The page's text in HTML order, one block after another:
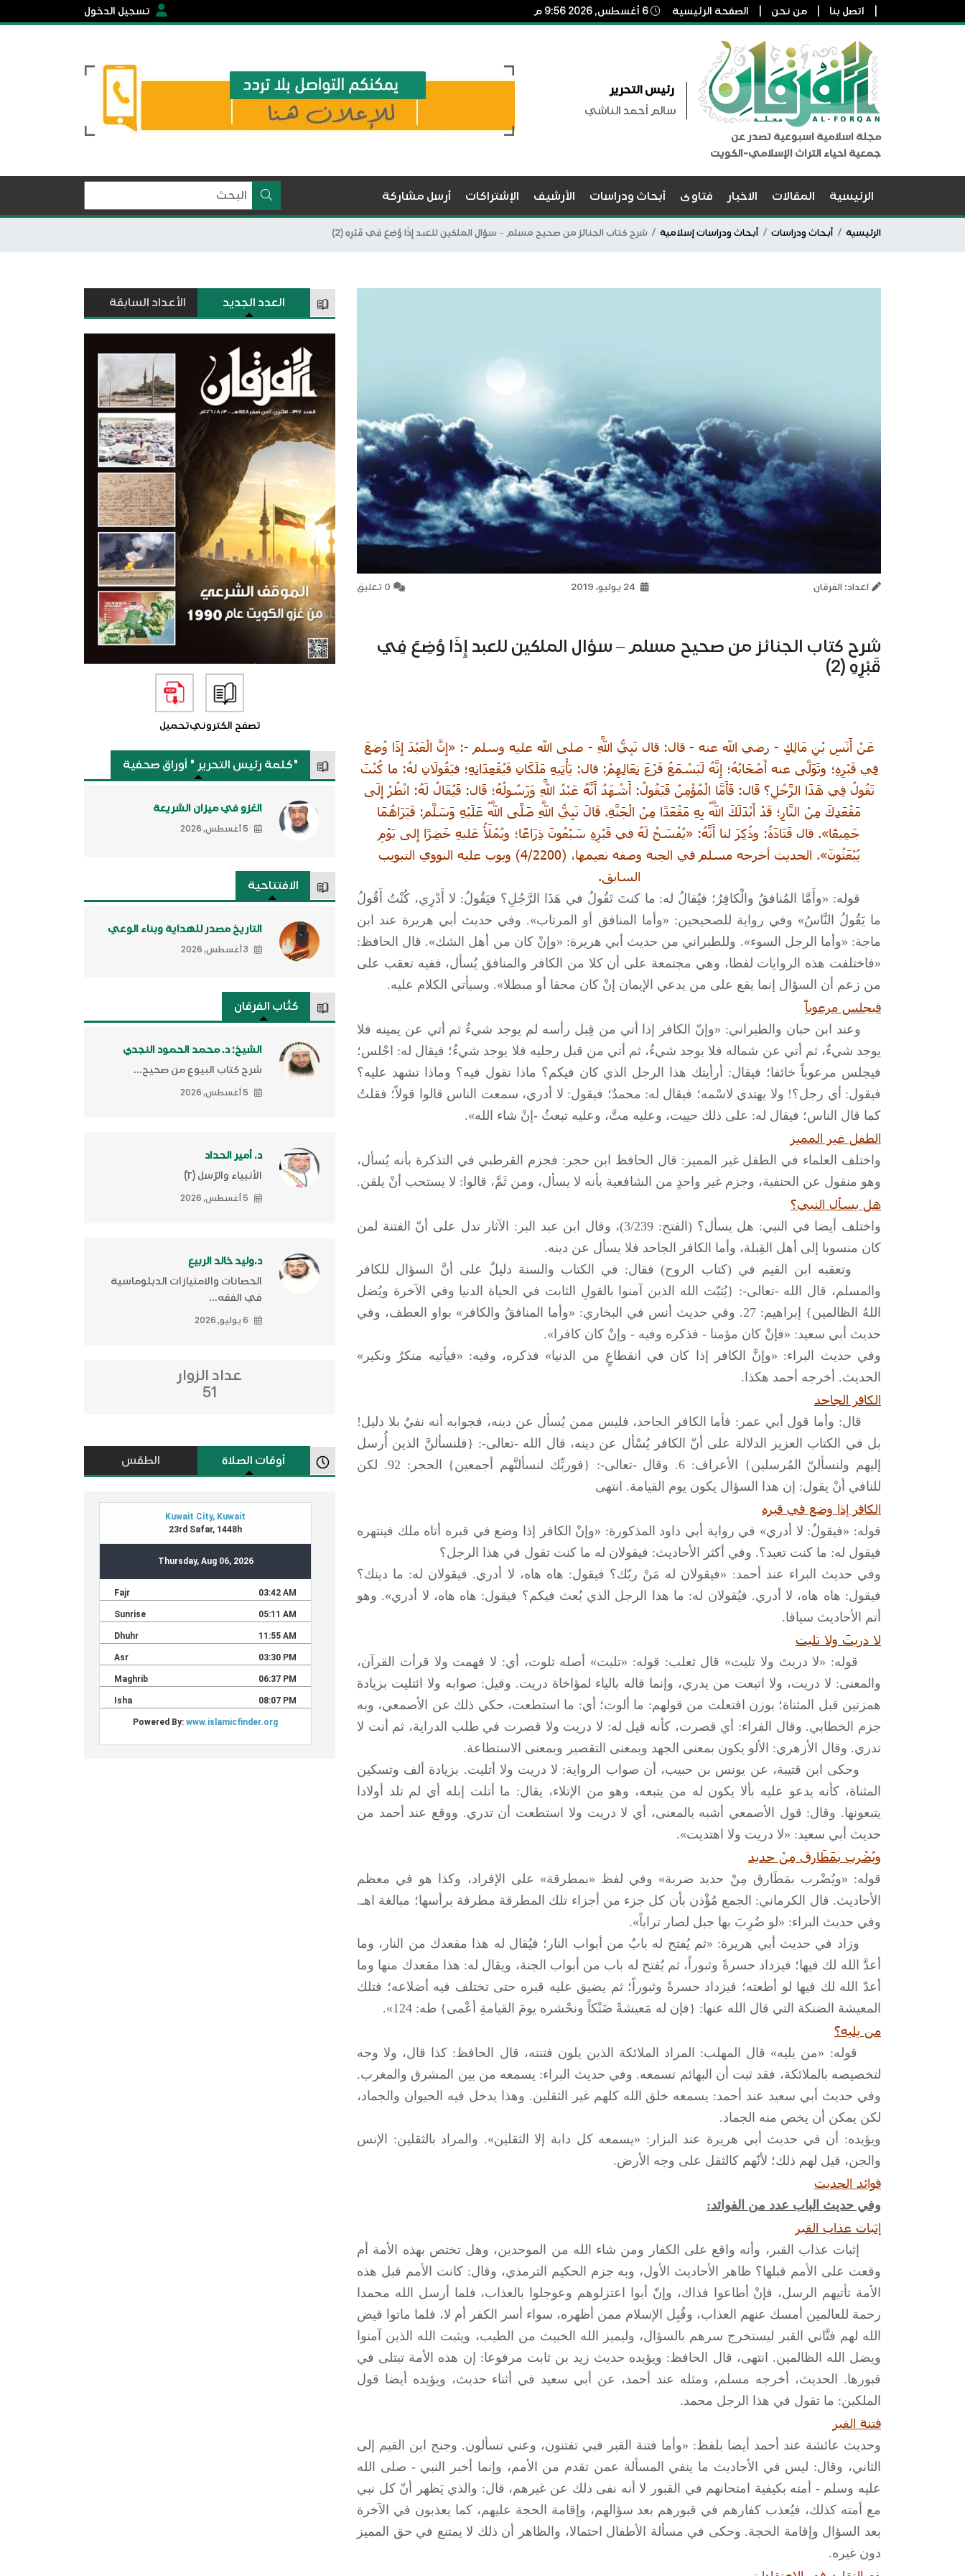
اتصل بنا من نحن الصفحة الرئيسية تسجيل الدخول
مجلة اسلامية اسبوعية تصدر عن
جمعية احياء التراث الإسلامي-الكويت
رئيس التحرير
سالم أحمد الناشي
الرئيسية المقالات الاخبار فتاوى أبحاث ودراسات الأرشيف الإشتراكات أرسل مشاركة
الرئيسية أبحاث ودراسات أبحاث ودراسات إسلامية شرح كتاب الجنائز من صحيح مسلم – سؤال الملكين للعبد إِذَا وُضِعَ فِي قَبْرِهِ (2)
اعداد: الفرقان 0 تعليق
شرح كتاب الجنائز من صحيح مسلم – سؤال الملكين للعبد إِذَا وُضِعَ فِي
قَبْرِهِ (2)
عَنْ أَنَسِ بْنِ مَالِكٍ - رضي الله عنه - قال: قال نَبِيُّ اللَّهِ - صلى الله عليه وسلم -: «إِنَّ الْعَبْدَ إِذَا وُضِعَ
فِي قَبْرِهِ؛ وتَوَلَّى عنه أَصْحَابُهُ؛ إِنَّهُ لَيَسْمَعُ قَرْعَ نِعَالِهِمْ: قال: يَأْتِيهِ مَلَكَانِ فَيُقْعِدَانِهِ؛ فيَقُولَانِ لهُ: ما كُنْتَ
تَقُولُ فِي هَذَا الرَّجُلِ؟ قَال: فَأَمَّا الْمُؤْمِنُ فَيَقُولُ: أَشْهَدُ أَنَّهُ عَبْدُ اللَّهِ وَرَسُولُهُ؛ قَال: فَيُقَالُ لَهُ: انْظُرْ إِلَى
مَقْعَدِكَ مِنْ النَّارِ؛ قَدْ أَبْدَلَكَ اللَّهُ بِهِ مَقْعَدًا مِنْ الْجَنَّةِ. قَالَ نَبِيُّ اللَّهِ صَلَّى اللَّهُ عَلَيْهِ وَسَلَّم: فَيَرَاهُمَا
جَمِيعًا». قال قَتَادَةُ: وذُكِرَ لنا أَنَّهُ: «يُفْسَحُ لَهُ في قَبْرِهِ سَبْعُونَ ذِرَاعًا؛ ويُمْلَأُ عَليهِ خَضِرًا إِلى يَوْمِ
يُبْعَثُونَ». الحديث أخرجه مسلم في الجنة وصفة نعيمها، (4/2200) وبوب عليه النووي التبويب
السابق.
قوله: «وأَمَّا المُنافقُ والْكافِرُ؛ فيُقالُ له: ما كنتَ تَقُولُ في هَذَا الرَّجُلِ؟ فيَقُولُ: لا أَدْرِي، كُنْتُ أَقُولُ
ما يَقُولُ النَّاسُ» وفي رواية للصحيحين: «وأما المنافق أو المرتاب». وفي حديث أبي هريرة عند ابن
ماجة: «وأما الرجل السوء». وللطبراني من حديث أبي هريرة: «وإنْ كان من أهل الشك». قال الحافظ:
«فاختلفت هذه الروايات لفظا، وهي مجتمعة على أن كلا من الكافر والمنافق يُسأل، ففيه تعقب على
من زعم أن السؤال إنما يقع على من يدعي الإيمان إنْ كان محقا أو مبطلا». وسيأتي الكلام عليه.
فيجلس مرعوباً
وعند ابن حبان والطبراني: «وإنّ الكافر إذا أتي من قِبل رأسه لم يوجد شيءٌ ثم أتي عن يمينه فلا
يوجد شيءٌ، ثم أتي عن شماله فلا يوجد شيءٌ، ثم أتي من قبل رجليه فلا يوجد شيءٌ؛ فيقال له: اجْلس؛
فيجلس مرعوباً خائفا؛ فيقال: أرأيتك هذا الرجل الذي كان فيكم؟ ماذا تقول فيه؟ وماذا تشهد عليه؟
فيقول: أي رجل؟! ولا يهتدي لاسْمه؛ فيقال له: محمدٌ؛ فيقول: لا أدري، سمعت الناس قالوا قولاً؛ فقلتُ
كما قال الناس؛ فيقال له: على ذلك حييت، وعليه متَّ، وعليه تبعثُ -إنْ شاء الله».
الطفل غير المميز
واختلف العلماء في الطفل غير المميز: قال الحافظ ابن حجر: فجزم القرطبي في التذكرة بأنه يُسأل،
وهو منقول عن الحنفية، وجزم غير واحدٍ من الشافعية بأنه لا يسأل، ومن ثَمَّ، قالوا: لا يستحب أنْ يلقن.
هل يسأل النبي؟
واختلف أيضا في النبي: هل يسأل؟ (الفتح: 3/239)، وقال ابن عبد البر: الآثار تدل على أنّ الفتنة لمن
كان منسوبا إلى أهل القِبلة، وأما الكافر الجاحد فلا يسأل عن دينه.
وتعقبه ابن القيم في (كتاب الروح) فقال: في الكتاب والسنة دليلٌ على أنَّ السؤال للكافر
والمسلم، قال الله -تعالى-: {يُثبّت الله الذين آمنوا بالقولِ الثابت في الحياة الدنيا وفي الآخرة ويُضل
اللهُ الظالمين} إبراهيم: 27. وفي حديث أنس في البخاري: «وأما المنافقُ والكافر» بواو العطف، وفي
حديث أبي سعيد: «فإنْ كان مؤمنا - فذكره وفيه - وإنْ كان كافرا».
وفي حديث البراء: «وإنَّ الكافر إذا كان في انقطاعٍ من الدنيا» فذكره، وفيه: «فيأتيه منكرٌ ونكير»
الحديث. أخرجه أحمد هكذا.
الكافر الجاحد
قال: وأما قول أبي عمر: فأما الكافر الجاحد، فليس ممن يُسأل عن دينه، فجوابه أنه نفيٌ بلا دليل!
بل في الكتاب العزيز الدلالة على أنّ الكافر يُسْأل عن دينه، قال الله -تعالى-: {فلنسألنَّ الذين أُرسل
إليهم ولنسألنّ المُرسلين} الأعراف: 6. وقال -تعالى-: {فوربِّك لنسألنَّهم أجمعين} الحجر: 92. لكن
للنافي أنْ يقول: إن هذا السؤال يكون يوم القيامة. انتهى
الكافر إذا وضع في قبره
قوله: «فيقولُ: لا أدري» في رواية أبي داود المذكورة: «وإنْ الكافر إذا وضع في قبره أتاه ملك فينتهره
فيقول له: ما كنت تعبد؟. وفي أكثر الأحاديث: فيقولان له ما كنت تقول في هذا الرجل؟
وفي حديث البراء عند أحمد: «فيقولان له مَنْ ربّك؟ فيقول: هاه هاه، لا أدري. فيقولان له: ما دينك؟
فيقول: هاه هاه، لا أدري. فيُقولان له: ما هذا الرجل الذي بُعث فيكم؟ فيقول: هاه هاه، لا أدري». وهو
أتم الأحاديث سياقا.
لا دريتَ ولا تليت
قوله: «لا دريتَ ولا تليت» قال ثعلب: قوله: «تليت» أصله تلوت، أي: لا فهمت ولا قرأت القرآن،
والمعنى: لا دريت، ولا اتبعت من يدري، وإنما قاله بالياء لمؤاخاة دريت. وقيل: صوابه ولا ائتليت بزيادة
همزتين قبل المثناة؛ بوزن افتعلت من قولهم: ما ألوت؛ أي: ما استطعت، حكي ذلك عن الأصمعي، وبه
جزم الخطابي. وقال الفراء: أي قصرت، كأنه قيل له: لا دريت ولا قصرت في طلب الدراية، ثم أنت لا
تدري. وقال الأزهري: الألو يكون بمعنى الجهد وبمعنى التقصير وبمعنى الاستطاعة.
وحكى ابن قتيبة، عن يونس بن حبيب، أن صواب الرواية: لا دريت ولا أتليت. بزيادة ألف وتسكين
المثناة، كأنه يدعو عليه بألا يكون له من يتبعه، وهو من الإتلاء، يقال: ما أتلت إبله أي لم تلد أولادا
يتبعونها. وقال: قول الأصمعي أشبه بالمعنى، أي لا دريت ولا استطعت أن تدري. ووقع عند أحمد من
حديث أبي سعيد: «لا دريت ولا اهتديت».
ويُضْرب بمَطَارق مِنْ حديد
قوله: «ويُضْرب بمَطَارق مِنْ حديد ضربة» وفي لفظ «بمطرقة» على الإفراد، وكذا هو في معظم
الأحاديث. قال الكرماني: الجمع مُؤْذن بأن كل جزء من أجزاء تلك المطرقة مطرقة برأسها؛ مبالغة اهـ.
وفي حديث البراء: «لو ضُرِبَ بها جبل لصار تراباً».
وزاد في حديث أبي هريرة: «ثم يُفتح له بابٌ من أبواب النار؛ فيُقال له هذا مقعدك من النار، وما
أعدَّ الله لك فيها؛ فيزداد حسرةً وثبوراً، ثم يُفتح له باب من أبواب الجنة، ويقال له: هذا مقعدك منها وما
أعدّ الله لك فيها لو أطعته؛ فيزداد حسرةً وثبوراً؛ ثم يضيق عليه قبره حتى تختلف فيه أضلاعه؛ فتلك
المعيشة الضنكة التي قال الله عنها: {فإن له مَعيشةً ضَنْكاً ونحْشره يومَ القيامةِ أعْمى} طه: 124».
من يليه؟
قوله: «من يليه» قال المهلب: المراد الملائكة الذين يلون فتنته، قال الحافظ: كذا قال، ولا وجه
لتخصيصه بالملائكة، فقد ثبت أن البهائم تسمعه. وفي حديث البراء: يسمعه من بين المشرق والمغرب.
وفي حديث أبي سعيد عند أحمد: يسمعه خلق الله كلهم غير الثقلين. وهذا يدخل فيه الحيوان والجماد،
لكن يمكن أن يخص منه الجماد.
ويؤيده: أن في حديث أبي هريرة عند البزار: «يسمعه كل دابة إلا الثقلين». والمراد بالثقلين: الإنس
والجن، قيل لهم ذلك؛ لأنّهم كالثقل على وجه الأرض.
فوائد الحديث
وفي حديث الباب عدد من الفوائد:
إثبات عذاب القبر
إثبات عذاب القبر، وأنه واقع على الكفار ومن شاء الله من الموحدين، وهل تختص بهذه الأمة أم
وقعت على الأمم قبلها؟ ظاهر الأحاديث الأول، وبه جزم الحكيم الترمذي، وقال: كانت الأمم قبل هذه
الأمة تأتيهم الرسل، فإنْ أطاعوا فذاك، وإنّ أبوا اعتزلوهم وعوجلوا بالعذاب، فلما أرسل الله محمدا
رحمة للعالمين أمسك عنهم العذاب، وقُبِل الإسلام ممن أظهره، سواء أسر الكفر أم لا، فلما ماتوا قيض
الله لهم فتَّاني القبر ليستخرج سرهم بالسؤال، وليميز الله الخبيث من الطيب، ويثبت الله الذين آمنوا
ويضل الله الظالمين. انتهى، قال الحافظ: ويؤيده حديث زيد بن ثابت مرفوعا: إن هذه الأمة تبتلى في
قبورها. الحديث، أخرجه مسلم، ومثله عند أحمد، عن أبي سعيد في أثناء حديث، ويؤيده أيضا قول
الملكين: ما تقول في هذا الرجل محمد.
فتنة القبر
وحديث عائشة عند أحمد أيضا بلفظ: «وأما فتنة القبر فبي تفتنون، وعني تسألون. وجنح ابن القيم إلى
الثاني، وقال: ليس في الأحاديث ما ينفي المسألة عمن تقدم من الأمم، وإنما أخبر النبي - صلى الله
عليه وسلم - أمته بكيفية امتحانهم في القبور لا أنه نفى ذلك عن غيرهم، قال: والذي يَظهر أنّ كل نبي
مع أمته كذلك، فيُعذب كفارهم في قبورهم بعد سؤالهم، وإقامة الحجة عليهم، كما يعذبون في الآخرة
بعد السؤال وإقامة الحجة. وحكى في مسألة الأطفال احتمالا، والظاهر أن ذلك لا يمتنع في حق المميز
دون غيره.
العدد الجديد الأعداد السابقة
تصفح الكترونيتحميل
"كلمة رئيس التحرير " أوراق صحفية
الغزو في ميزان الشريعة
5 أغسطس, 2026
الافتتاحية
التاريخ مصدر للهداية وبناء الوعي
3 أغسطس, 2026
كتَّاب الفرقان
الشيخ: د. محمد الحمود النجدي
شرح كتاب البيوع من صحيح...
5 أغسطس, 2026
د. أمير الحداد
الأنبياء والرّسل (٢)ّ
5 أغسطس, 2026
د.وليد خالد الربيع
الحصانات والامتيازات الدبلوماسية
في الفقه...
6 يوليو, 2026
عداد الزوار
51
أوقات الصلاة الطقس